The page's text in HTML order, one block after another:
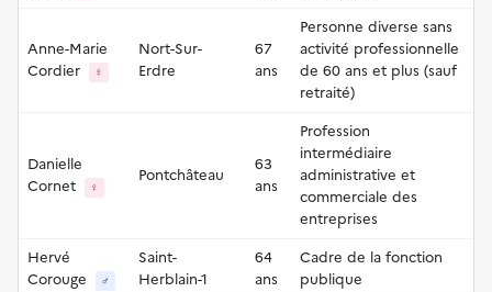
Anne-Marie
Cordier
♀
Nort-Sur-
Erdre
67
ans
Personne diverse sans
activité professionnelle
de 60 ans et plus (sauf
retraité)
Danielle
Cornet
♀
Pontchâteau
63
ans
Profession
intermédiaire
administrative et
commerciale des
entreprises
Hervé
Corouge
♂
Saint-
Herblain-1
64
ans
Cadre de la fonction
publique